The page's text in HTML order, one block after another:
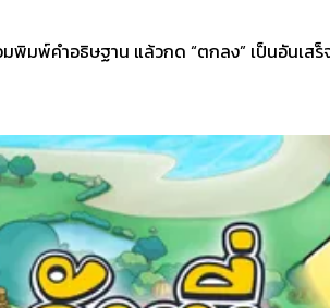
พิมพ์คำอธิษฐาน แล้วกด “ตกลง” เป็นอันเส